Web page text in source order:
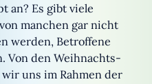
an? Es gibt viele
manchen gar nicht
werden, Betroffene
Von den Weihnachts-
uns im Rahmen der